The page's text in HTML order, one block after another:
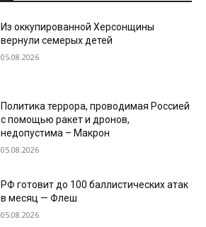
Из оккупированной Херсонщины
вернули семерых детей
05.08.2026
Политика террора, проводимая Россией
с помощью ракет и дронов,
недопустима – Макрон
05.08.2026
РФ готовит до 100 баллистических атак
в месяц — Флеш
05.08.2026